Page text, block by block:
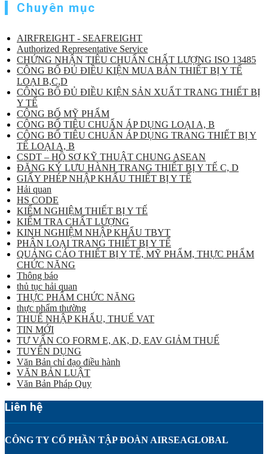
Chuyên mục
AIRFREIGHT - SEAFREIGHT
Authorized Representative Service
CHỨNG NHẬN TIÊU CHUẨN CHẤT LƯỢNG ISO 13485
CÔNG BỐ ĐỦ ĐIỀU KIỆN MUA BÁN THIẾT BỊ Y TẾ
LOẠI B,C,D
CÔNG BỐ ĐỦ ĐIỀU KIỆN SẢN XUẤT TRANG THIẾT BỊ
Y TẾ
CÔNG BỐ MỸ PHẨM
CÔNG BỐ TIÊU CHUẨN ÁP DỤNG LOẠI A, B
CÔNG BỐ TIÊU CHUẨN ÁP DỤNG TRANG THIẾT BỊ Y
TẾ LOẠI A, B
CSDT – HỒ SƠ KỸ THUẬT CHUNG ASEAN
ĐĂNG KÝ LƯU HÀNH TRANG THIẾT BỊ Y TẾ C, D
GIẤY PHÉP NHẬP KHẨU THIẾT BỊ Y TẾ
Hải quan
HS CODE
KIỂM NGHIỆM THIẾT BỊ Y TẾ
KIỂM TRA CHẤT LƯỢNG
KINH NGHIỆM NHẬP KHẨU TBYT
PHÂN LOẠI TRANG THIẾT BỊ Y TẾ
QUẢNG CÁO THIẾT BỊ Y TẾ, MỸ PHẨM, THỰC PHẨM
CHỨC NĂNG
Thông báo
thủ tục hải quan
THỰC PHẨM CHỨC NĂNG
thực phẩm thường
THUẾ NHẬP KHẨU, THUẾ VAT
TIN MỚI
TƯ VẤN CO FORM E, AK, D, EAV GIẢM THUẾ
TUYỂN DỤNG
Văn Bản chỉ đạo điều hành
VĂN BẢN LUẬT
Văn Bản Pháp Quy
Liên hệ
CÔNG TY CỔ PHẦN TẬP ĐOÀN AIRSEAGLOBAL